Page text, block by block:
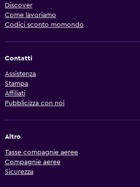
Discover
Come lavoriamo
Codici sconto momondo
Contatti
Assistenza
Stampa
Affiliati
Pubblicizza con noi
Altro
Tasse compagnie aeree
Compagnie aeree
Sicurezza